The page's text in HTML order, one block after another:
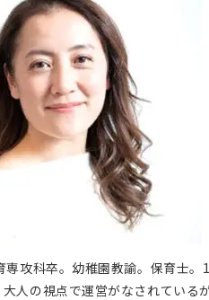
攻科卒。幼稚園教諭。保育士
人の視点で運営がなされてい